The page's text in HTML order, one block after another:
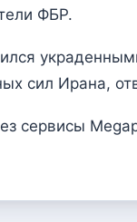
ФБР.
сил Ирана,
сервисы